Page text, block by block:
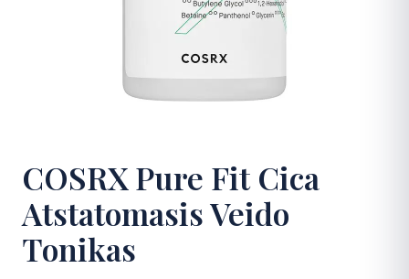
Apsipirkti
COSRX Pure Fit Cica
Atstatomasis Veido
Tonikas